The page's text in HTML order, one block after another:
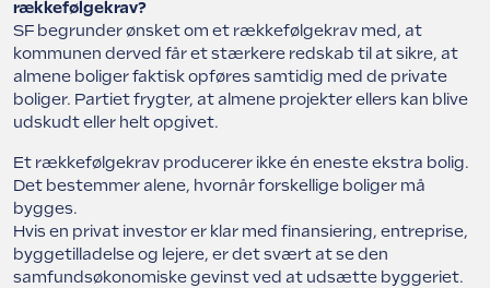
rækkefølgekrav?
SF begrunder ønsket om et rækkefølgekrav med, at
kommunen derved får et stærkere redskab til at sikre, at
almene boliger faktisk opføres samtidig med de private
boliger. Partiet frygter, at almene projekter ellers kan blive
udskudt eller helt opgivet.
Et rækkefølgekrav producerer ikke én eneste ekstra bolig.
Det bestemmer alene, hvornår forskellige boliger må
bygges.
Hvis en privat investor er klar med finansiering, entreprise,
byggetilladelse og lejere, er det svært at se den
samfundsøkonomiske gevinst ved at udsætte byggeriet.